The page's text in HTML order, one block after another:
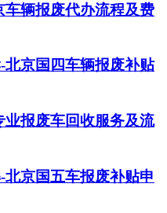
辆报废代办流程及费
京国四车辆报废补贴
报废车回收服务及流
京国五车报废补贴申